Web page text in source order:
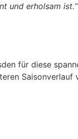
und erholsam ist.“
für diese